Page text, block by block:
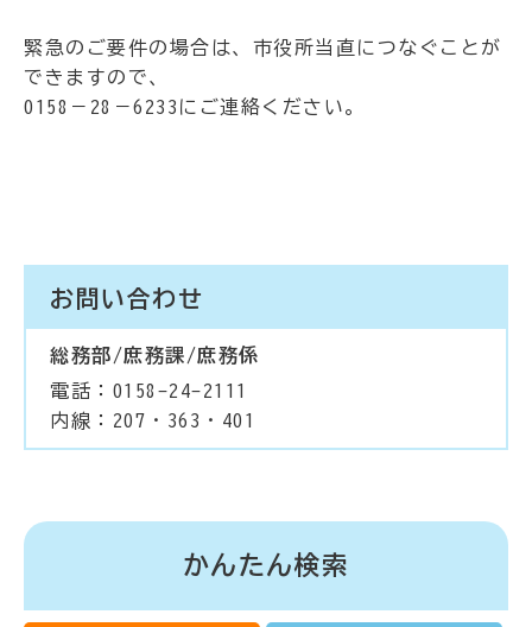
緊急のご要件の場合は、市役所当直につなぐことが
できますので、
0158－28－6233にご連絡ください。
お問い合わせ
総務部/庶務課/庶務係
電話：0158-24-2111
内線：207・363・401
かんたん検索